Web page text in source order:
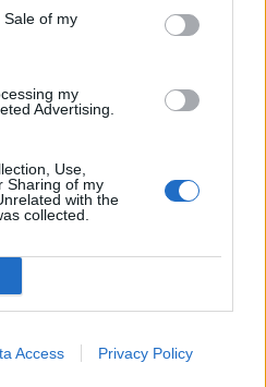
of my
my
Advertising.
Use,
Sharing of my
with the
collected.
Access Privacy Policy
grāmata "Šis nav